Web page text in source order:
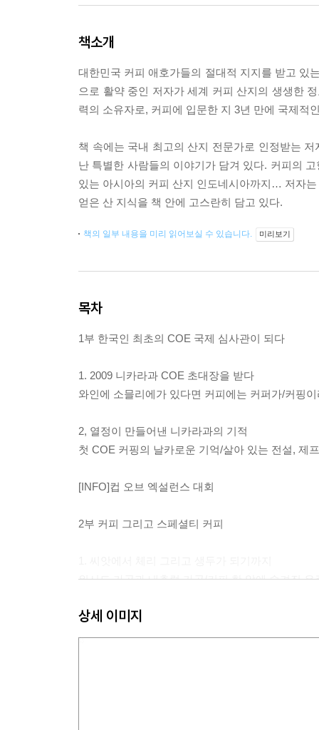
책소개
대한민국 커피 애호가들의 절대적 지지를 받고 있
으로 활약 중인 저자가 세계 커피 산지의 생생한
력의 소유자로, 커피에 입문한 지 3년 만에 국제적
책 속에는 국내 최고의 산지 전문가로 인정받는
난 특별한 사람들의 이야기가 담겨 있다. 커피의
있는 아시아의 커피 산지 인도네시아까지… 저자
얻은 산 지식을 책 안에 고스란히 담고 있다.
책의 일부 내용을 미리 읽어보실 수 있습니다. 미리보기
목차
1부 한국인 최초의 COE 국제 심사관이 되다
1. 2009 니카라과 COE 초대장을 받다
와인에 소믈리에가 있다면 커피에는 커퍼가/커핑
2, 열정이 만들어낸 니카라과의 기적
첫 COE 커핑의 날카로운 기억/살아 있는 전설, 제
[INFO]컵 오브 엑설런스 대회
2부 커피 그리고 스페셜티 커피
워시드 가공과 내추럴 가공/커피 한 알에 숨겨진 우
2. 커피에도 품질이 있을까
커피의 품질 평가/스페셜티, 상위 10%의 특별함
상세 이미지